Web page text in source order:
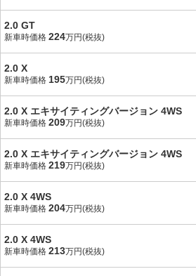
2.0 GT
新車時価格 224万円(税抜)
2.0 X
新車時価格 195万円(税抜)
2.0 X エキサイティングバージョン 4WS
新車時価格 209万円(税抜)
2.0 X エキサイティングバージョン 4WS
新車時価格 219万円(税抜)
2.0 X 4WS
新車時価格 204万円(税抜)
2.0 X 4WS
新車時価格 213万円(税抜)